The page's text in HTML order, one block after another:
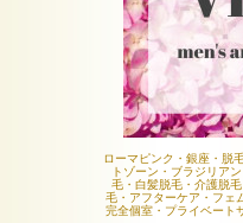
ローマピンク・銀座・脱
トゾーン・ブラジリア
毛・白髪脱毛・介護脱
毛・アフターケア・フェ
完全個室・プライベート